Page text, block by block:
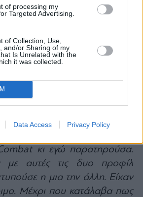
of processing my
Targeted Advertising.
of Collection, Use,
and/or Sharing of my
Is Unrelated with the
it was collected.
Data Access Privacy Policy
«Μια μέρα που είχα πυρετό,
ο Πασχάλης από το σπίτι
του ένα PlayStation. Ενώ εγώ
κι εγώ παρατηρούσα.
με αυτές τις δυο προφίλ
η μια την άλλη. Είχαν
Μέχρι που κατάλαβα πως